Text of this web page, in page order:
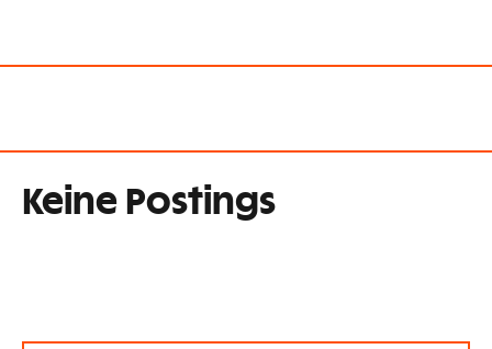
Keine Postings